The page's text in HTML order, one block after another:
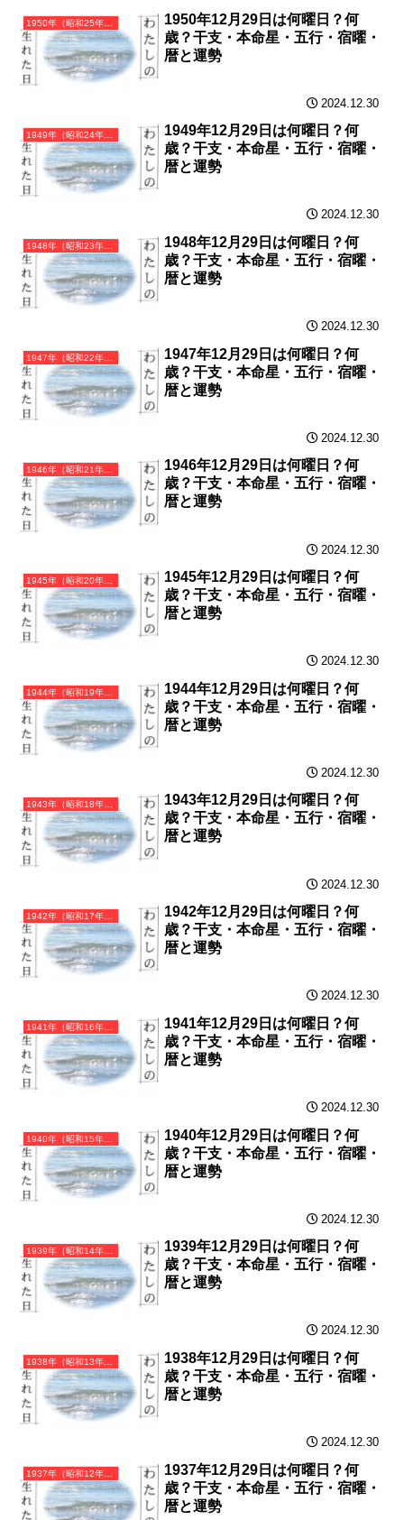
1950年（昭和25年）庚寅（かのえとら）・寅年（とら年）カレンダー（月曜はじまり）
1950年12月29日は何曜日？何
歳？干支・本命星・五行・宿曜・
暦と運勢
2024.12.30
1949年（昭和24年）己丑（つちのとうし）・丑年（うし年）カレンダー（月曜はじまり）
1949年12月29日は何曜日？何
歳？干支・本命星・五行・宿曜・
暦と運勢
2024.12.30
1948年（昭和23年）戊子（つちのえね）・子年（ねずみ年）カレンダー（月曜はじまり）
1948年12月29日は何曜日？何
歳？干支・本命星・五行・宿曜・
暦と運勢
2024.12.30
1947年（昭和22年）丁亥（ひのとい）・亥年（いのしし年）カレンダー（月曜はじまり）
1947年12月29日は何曜日？何
歳？干支・本命星・五行・宿曜・
暦と運勢
2024.12.30
1946年（昭和21年）丙戌（ひのえいぬ）・戌年（いぬ年）カレンダー（月曜はじまり）
1946年12月29日は何曜日？何
歳？干支・本命星・五行・宿曜・
暦と運勢
2024.12.30
1945年（昭和20年）乙酉（きのととり）・酉年（とり年）カレンダー（月曜はじまり）
1945年12月29日は何曜日？何
歳？干支・本命星・五行・宿曜・
暦と運勢
2024.12.30
1944年（昭和19年）甲申（きのえさる）・申年（さる年）カレンダー（月曜はじまり）
1944年12月29日は何曜日？何
歳？干支・本命星・五行・宿曜・
暦と運勢
2024.12.30
1943年（昭和18年）癸未（みずのとひつじ）・未年（ひつじ年）カレンダー（月曜はじまり）
1943年12月29日は何曜日？何
歳？干支・本命星・五行・宿曜・
暦と運勢
2024.12.30
1942年（昭和17年）壬午（みずのえうま）・午年（うま年）カレンダー（月曜はじまり）
1942年12月29日は何曜日？何
歳？干支・本命星・五行・宿曜・
暦と運勢
2024.12.30
1941年（昭和16年）辛巳（かのとみ）・巳年（へび年）カレンダー（月曜はじまり）
1941年12月29日は何曜日？何
歳？干支・本命星・五行・宿曜・
暦と運勢
2024.12.30
1940年（昭和15年）庚辰（かのえたつ）・辰年（たつ年）カレンダー（月曜はじまり）
1940年12月29日は何曜日？何
歳？干支・本命星・五行・宿曜・
暦と運勢
2024.12.30
1939年（昭和14年）己卯（つちのとう）・卯年（うさぎ年）カレンダー（月曜はじまり）
1939年12月29日は何曜日？何
歳？干支・本命星・五行・宿曜・
暦と運勢
2024.12.30
1938年（昭和13年）戊寅（つちのえとら）・寅年（とら年）カレンダー（月曜はじまり）
1938年12月29日は何曜日？何
歳？干支・本命星・五行・宿曜・
暦と運勢
2024.12.30
1937年（昭和12年）丁丑（ひのとうし）・丑年（うし年）カレンダー（月曜はじまり）
1937年12月29日は何曜日？何
歳？干支・本命星・五行・宿曜・
暦と運勢